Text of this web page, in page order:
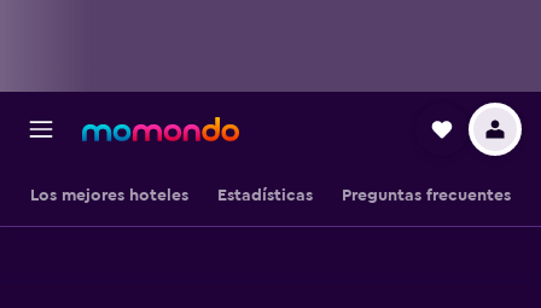
Los mejores hoteles Estadísticas Preguntas frecuentes